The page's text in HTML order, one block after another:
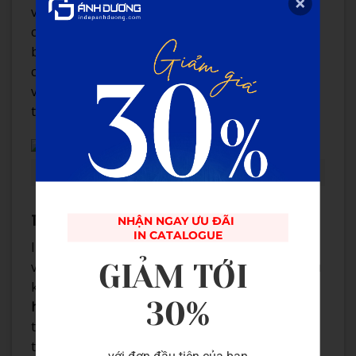
vững, vừa bảo vệ môi trường, vừa đáp ứng nhu
cầu sử dụng lâu dài của khách hàng. Hộp quà
bằng giấy carton không chỉ có độ bền cao mà
còn dễ dàng tái chế sau khi sử dụng, góp phần
vào việc giảm thiểu rác thải nhựa và giữ gìn môi
trường xanh sạch.
Hộp quà bằng giấy carton sáng tạo
Thiết kế sáng tạo, đa dạng
In Ấn Ánh Dương tự hào về khả năng sáng tạo
và thiết kế của mình. Với đội ngũ chuyên gia giàu
kinh nghiệm, công ty có thể tạo ra những mẫu
hộp quà carton
độc đáo, từ đơn giản đến phức
tạp. Khách hàng có thể yêu cầu những thiết kế
theo phong cách cổ điển, hiện đại, hay thậm chí
NHẬN NGAY ƯU ĐÃI
IN CATALOGUE
GIẢM TỚI
30%